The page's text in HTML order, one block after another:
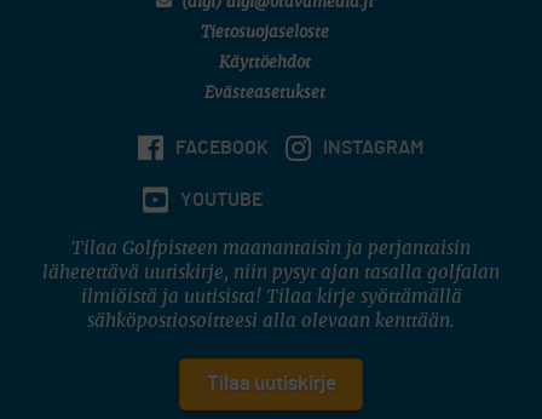
Tietosuojaseloste
Käyttöehdot
Evästeasetukset
FACEBOOK INSTAGRAM
YOUTUBE
Tilaa Golfpisteen maanantaisin ja perjantaisin
lähetettävä uutiskirje, niin pysyt ajan tasalla golfalan
ilmiöistä ja uutisista! Tilaa kirje syöttämällä
sähköpostiosoitteesi alla olevaan kenttään.
Tilaa uutiskirje